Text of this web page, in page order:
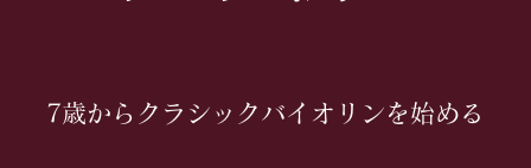
7歳からクラシックバイオリンを始める